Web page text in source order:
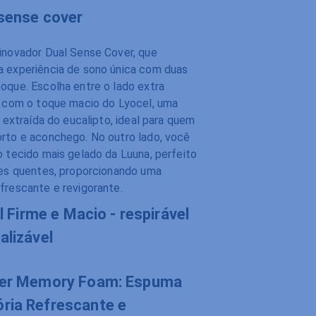
cover
Dual Sense Cover, que
experiência de sono única com duas
Escolha entre o lado extra
o toque macio do Lyocel, uma
do eucalipto, ideal para quem
e aconchego. No outro lado, você
tecido mais gelado da Luuna, perfeito
quentes, proporcionando uma
e revigorante.
Firme e Macio - respirável
possui um design inovador com
em cada lado, oferecendo uma
de um lado e uma mais macia do
Memory Foam: Espuma
Refrescante e